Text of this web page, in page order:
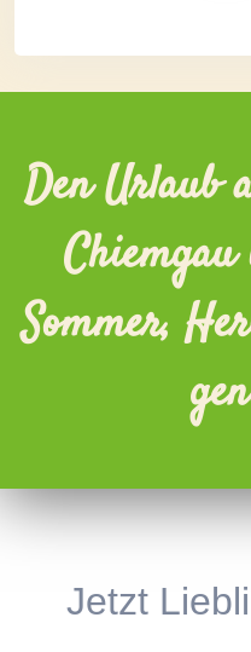
Den Urlaub
Sommer,
Jetzt